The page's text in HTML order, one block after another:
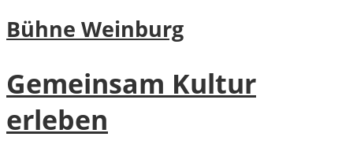
Bühne Weinburg
Gemeinsam Kultur
erleben